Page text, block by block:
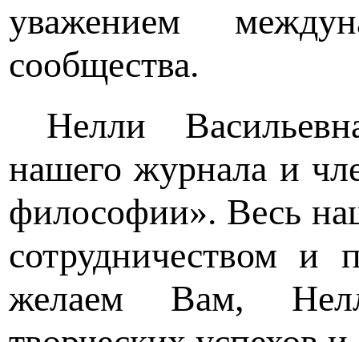
уважением
сообщества.
Нелли
нашего журнала и
философии». Весь
сотрудничеством и
желаем Вам,